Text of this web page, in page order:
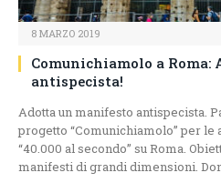
8 MARZO 2019
Comunichiamolo a
antispecista!
Adotta un manifesto antispecista.
progetto “Comunichiamolo” per
“40.000 al secondo” su Roma.
manifesti di grandi dimensioni.